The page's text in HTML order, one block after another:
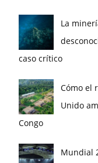
La
caso crítico
Cómo el
Unido
Congo
Mundial